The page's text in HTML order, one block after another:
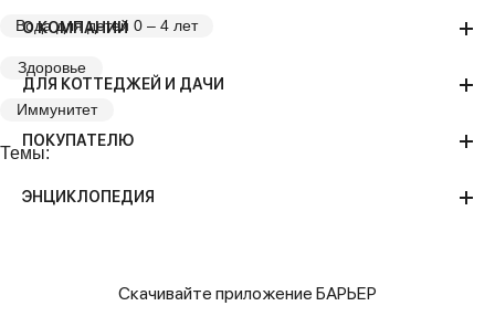
Вода для детей 0 – 4 лет
Здоровье
Иммунитет
Темы:
О КОМПАНИИ
ДЛЯ КОТТЕДЖЕЙ И ДАЧИ
ПОКУПАТЕЛЮ
ЭНЦИКЛОПЕДИЯ
Скачивайте приложение БАРЬЕР